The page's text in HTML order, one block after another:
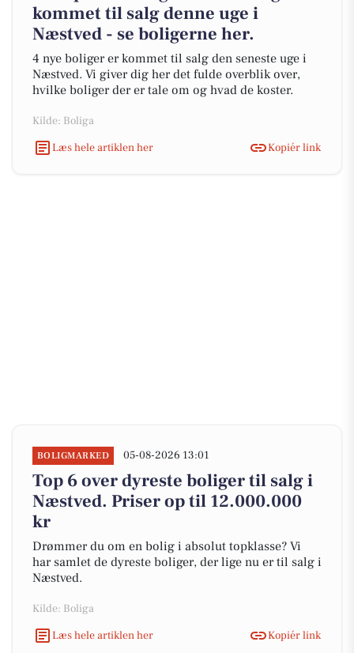
kommet til salg denne uge i
Næstved - se boligerne her.
4 nye boliger er kommet til salg den seneste uge i
Næstved. Vi giver dig her det fulde overblik over,
hvilke boliger der er tale om og hvad de koster.
Kilde: Boliga
Læs hele artiklen her
Kopiér link
BOLIGMARKED 05-08-2026 13:01
Top 6 over dyreste boliger til salg i
Næstved. Priser op til 12.000.000
kr
Drømmer du om en bolig i absolut topklasse? Vi
har samlet de dyreste boliger, der lige nu er til salg i
Næstved.
Kilde: Boliga
Læs hele artiklen her
Kopiér link